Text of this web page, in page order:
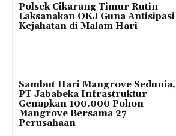
Polsek Cikarang Timur Rutin
Laksanakan OKJ Guna Antisipasi
Kejahatan di Malam Hari
Sambut Hari Mangrove Sedunia,
PT Jababeka Infrastruktur
Genapkan 100.000 Pohon
Mangrove Bersama 27
Perusahaan